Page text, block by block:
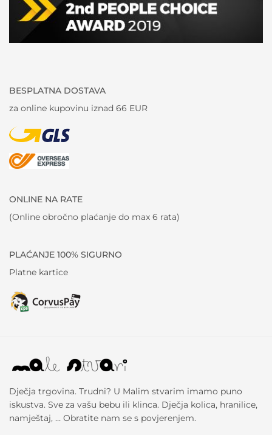
BESPLATNA DOSTAVA
za online kupovinu iznad 66 EUR
ONLINE NA RATE
(Online obročno plaćanje do max 6 rata)
PLAĆANJE 100% SIGURNO
Platne kartice
Dječja trgovina. Trudni? U Malim stvarim imamo puno
iskustva. Sve za vašu bebu ili klinca. Dječja kolica, hranilice,
namještaj, … Obratite nam se s povjerenjem.